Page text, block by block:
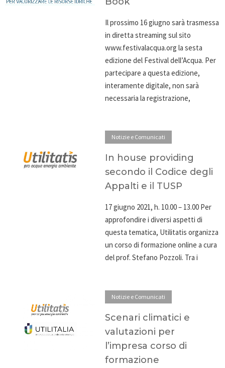
Il prossimo 16 giugno sarà trasmessa
in diretta streaming sul sito
www.festivalacqua.org la sesta
edizione del Festival dell’Acqua. Per
partecipare a questa edizione,
interamente digitale, non sarà
necessaria la registrazione,
Notizie e Comunicati
In house providing
secondo il Codice degli
Appalti e il TUSP
17 giugno 2021, h. 10.00 – 13.00 Per
approfondire i diversi aspetti di
questa tematica, Utilitatis organizza
un corso di formazione online a cura
del prof. Stefano Pozzoli. Tra i
Notizie e Comunicati
Scenari climatici e
valutazioni per
l’impresa corso di
formazione